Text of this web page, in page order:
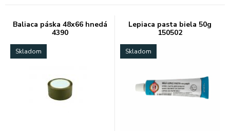
Baliaca páska 48x66 hnedá
4390
Skladom
Lepiaca pasta biela 50g
150502
Skladom